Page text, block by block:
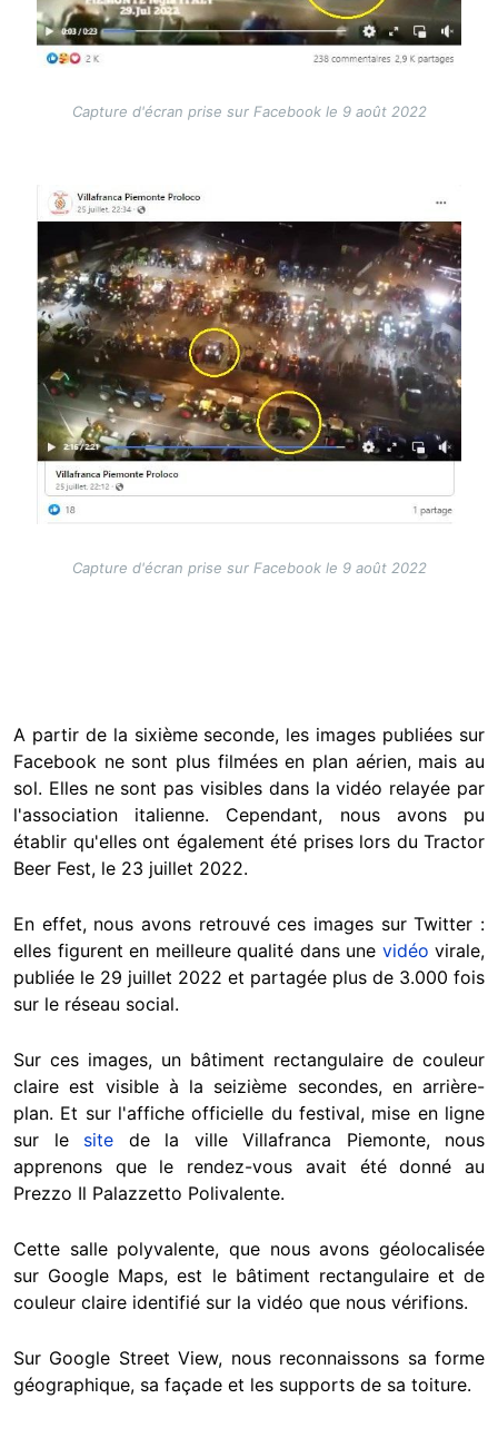
Capture d'écran prise sur Facebook le 9 août 2022
Image
Capture d'écran prise sur Facebook le 9 août 2022
A partir de la sixième seconde, les images publiées sur
Facebook ne sont plus filmées en plan aérien, mais au
sol. Elles ne sont pas visibles dans la vidéo relayée par
l'association italienne. Cependant, nous avons pu
établir qu'elles ont également été prises lors du Tractor
Beer Fest, le 23 juillet 2022.
En effet, nous avons retrouvé ces images sur Twitter :
elles figurent en meilleure qualité dans une vidéo virale,
publiée le 29 juillet 2022 et partagée plus de 3.000 fois
sur le réseau social.
Sur ces images, un bâtiment rectangulaire de couleur
claire est visible à la seizième secondes, en arrière-
plan. Et sur l'affiche officielle du festival, mise en ligne
sur le site de la ville Villafranca Piemonte, nous
apprenons que le rendez-vous avait été donné au
Prezzo Il Palazzetto Polivalente.
Cette salle polyvalente, que nous avons géolocalisée
sur Google Maps, est le bâtiment rectangulaire et de
couleur claire identifié sur la vidéo que nous vérifions.
Sur Google Street View, nous reconnaissons sa forme
géographique, sa façade et les supports de sa toiture.